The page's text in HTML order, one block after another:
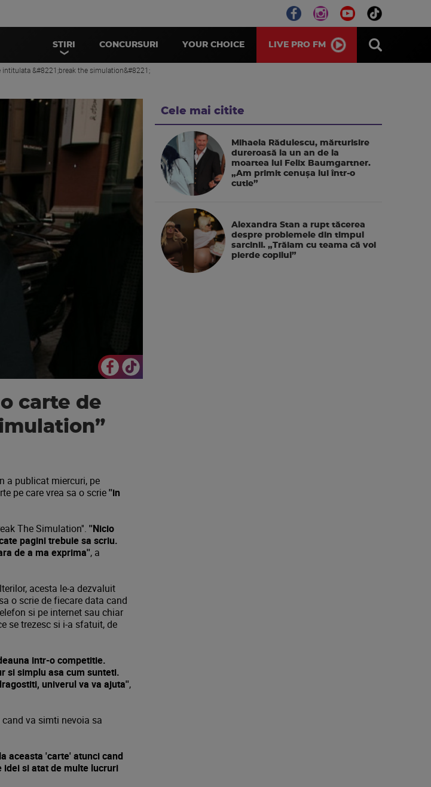
STIRI CONCURSURI YOUR CHOICE LIVE PRO FM
&#8221;break the simulation&#8221;
carte de
a publicat miercuri, pe
pe care vrea sa o scrie''in
The Simulation''. ''Nicio
pagini trebuie sa scriu.
de a ma exprima'', a
acesta le-a dezvaluit
o scrie de fiecare data cand
si pe internet sau chiar
se trezesc si i-a sfatuit, de
intr-o competitie.
si simplu asa cum sunteti.
univerul va va ajuta'',
va simti nevoia sa
aceasta 'carte' atunci cand
idei si atat de multe lucruri
Cele mai citite
Mihaela Rădulescu, mărturisire
dureroasă la un an de la
moartea lui Felix Baumgartner.
„Am primit cenușa lui într-o
cutie”
Alexandra Stan a rupt tăcerea
despre problemele din timpul
sarcinii. „Trăiam cu teama că voi
pierde copilul”